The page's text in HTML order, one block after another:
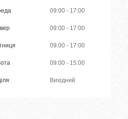
09:00 17:00
09:00 17:00
09:00 17:00
09:00 15:00
Вихідний